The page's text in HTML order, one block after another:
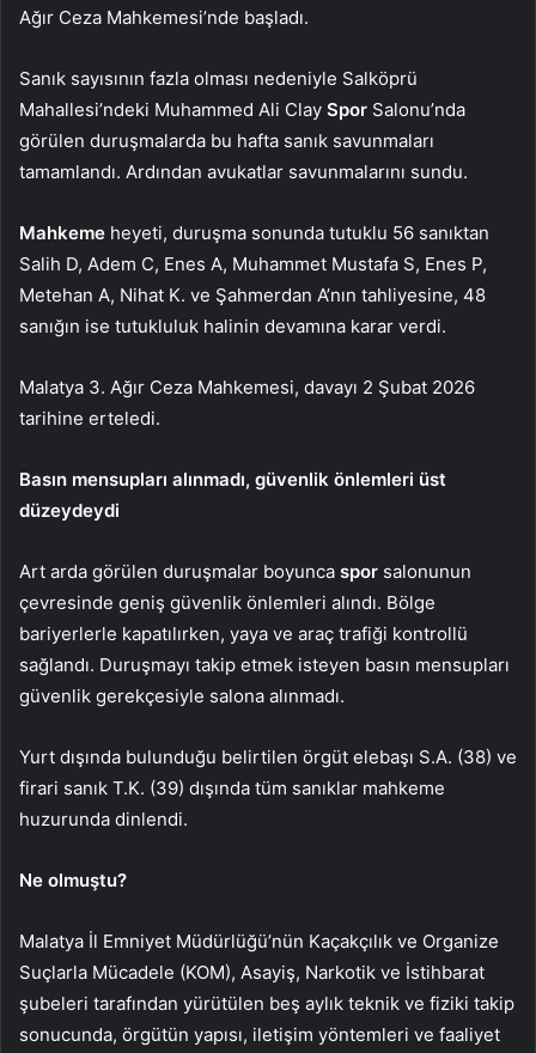
Ağır Ceza Mahkemesi’nde başladı.
Sanık sayısının fazla olması nedeniyle Salköprü
Mahallesi’ndeki Muhammed Ali Clay Spor Salonu’nda
görülen duruşmalarda bu hafta sanık savunmaları
tamamlandı. Ardından avukatlar savunmalarını sundu.
Mahkeme heyeti, duruşma sonunda tutuklu 56 sanıktan
Salih D, Adem C, Enes A, Muhammet Mustafa S, Enes P,
Metehan A, Nihat K. ve Şahmerdan A’nın tahliyesine, 48
sanığın ise tutukluluk halinin devamına karar verdi.
Malatya 3. Ağır Ceza Mahkemesi, davayı 2 Şubat 2026
tarihine erteledi.
Basın mensupları alınmadı, güvenlik önlemleri üst
düzeydeydi
Art arda görülen duruşmalar boyunca spor salonunun
çevresinde geniş güvenlik önlemleri alındı. Bölge
bariyerlerle kapatılırken, yaya ve araç trafiği kontrollü
sağlandı. Duruşmayı takip etmek isteyen basın mensupları
güvenlik gerekçesiyle salona alınmadı.
Yurt dışında bulunduğu belirtilen örgüt elebaşı S.A. (38) ve
firari sanık T.K. (39) dışında tüm sanıklar mahkeme
huzurunda dinlendi.
Ne olmuştu?
Malatya İl Emniyet Müdürlüğü’nün Kaçakçılık ve Organize
Suçlarla Mücadele (KOM), Asayiş, Narkotik ve İstihbarat
şubeleri tarafından yürütülen beş aylık teknik ve fiziki takip
sonucunda, örgütün yapısı, iletişim yöntemleri ve faaliyet